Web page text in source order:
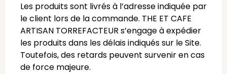
Les produits sont livrés à l’adresse indiquée par
le client lors de la commande. THE ET CAFE
ARTISAN TORREFACTEUR s’engage à expédier
les produits dans les délais indiqués sur le Site.
Toutefois, des retards peuvent survenir en cas
de force majeure.